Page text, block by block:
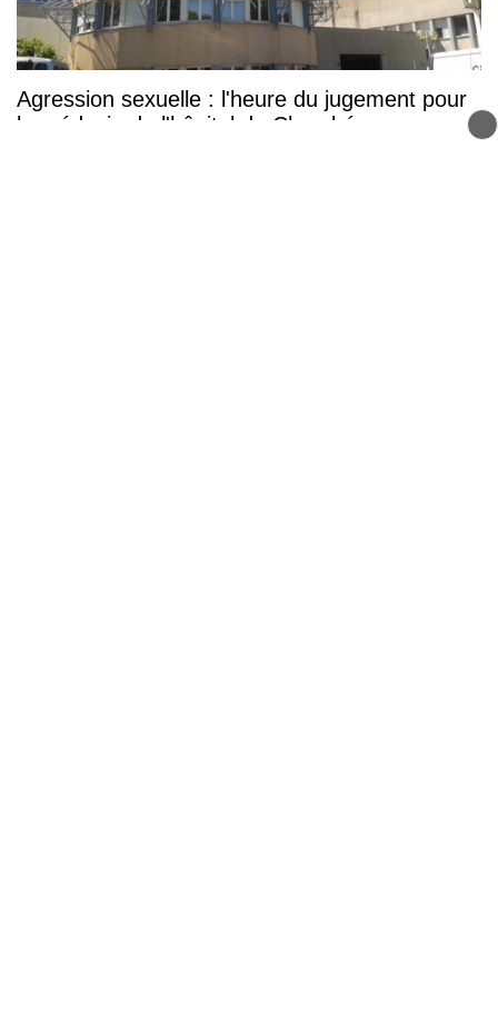
Agression sexuelle : l'heure du jugement pour
le médecin de l'hôpital de Chambéry